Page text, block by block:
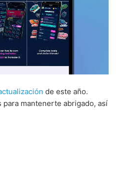
de este año.
para mantenerte abrigado, así